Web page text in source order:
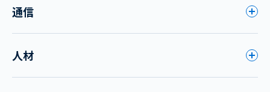
通信
人材